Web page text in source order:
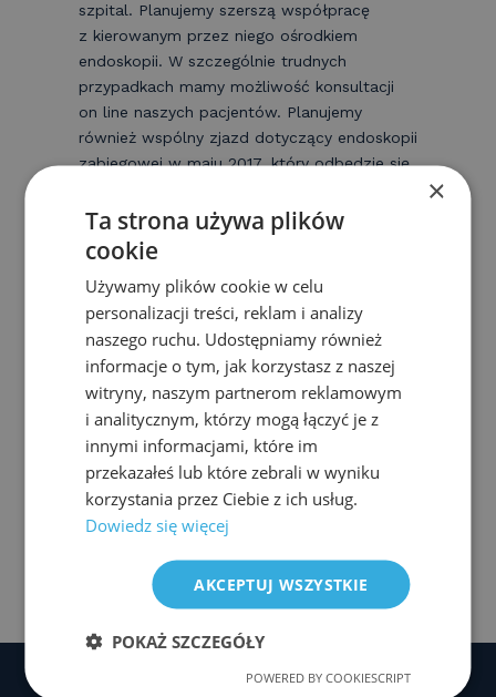
szpital. Planujemy szerszą współpracę
z kierowanym przez niego ośrodkiem
endoskopii. W szczególnie trudnych
przypadkach mamy możliwość konsultacji
on line naszych pacjentów. Planujemy
również wspólny zjazd dotyczący endoskopii
zabiegowej w maju 2017, który odbędzie się
Z ciekawostek — żubrówka, wiśniówka,
kaszanka i żurek — zdecydowanie na tak.
Ogórki kiszone — duży problem dla
japońskiego żołądka 🙂
Relacja z konferencji prasowej w szpitalu
w Brzezinach:
http://tvtoya.pl/news/show/12765
Podziel się tym artykułem:
F
e
Li
n
k
e
X
o
p
y
Li
×
Ta strona używa plików
cookie
Używamy plików cookie w celu
personalizacji treści, reklam i analizy
naszego ruchu. Udostępniamy również
informacje o tym, jak korzystasz z naszej
witryny, naszym partnerom reklamowym
i analitycznym, którzy mogą łączyć je z
innymi informacjami, które im
przekazałeś lub które zebrali w wyniku
korzystania przez Ciebie z ich usług.
Dowiedz się więcej
AKCEPTUJ WSZYSTKIE
POKAŻ SZCZEGÓŁY
POWERED BY COOKIESCRIPT